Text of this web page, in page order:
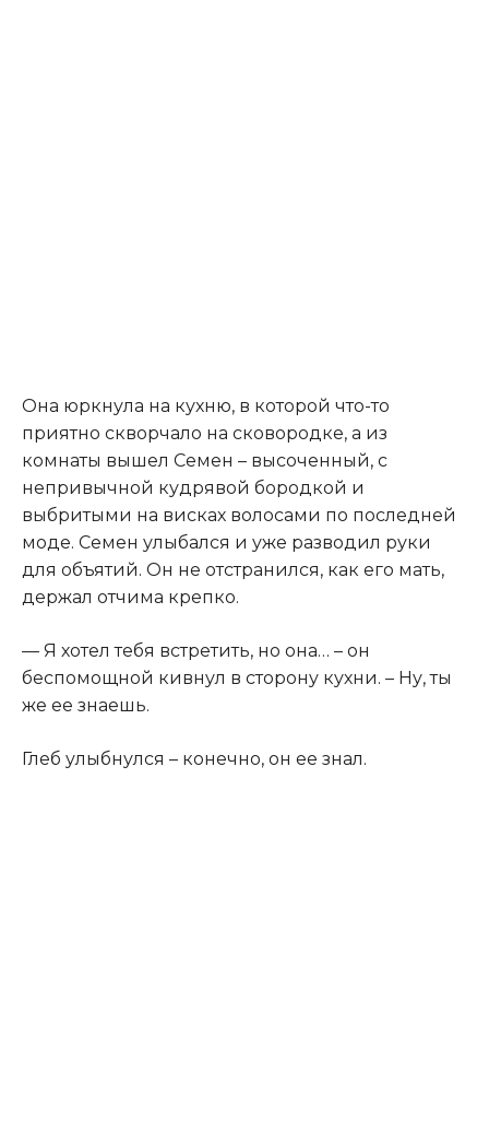
​Она юркнула на кухню, в которой что-то
приятно скворчало на сковородке, а из
комнаты вышел Семен – высоченный, с
непривычной кудрявой бородкой и
выбритыми на висках волосами по последней
моде. Семен улыбался и уже разводил руки
для объятий. Он не отстранился, как его мать,
держал отчима крепко.​
​— Я хотел тебя встретить, но она… – он
беспомощной кивнул в сторону кухни. – Ну, ты
же ее знаешь.​
​Глеб улыбнулся – конечно, он ее знал.​